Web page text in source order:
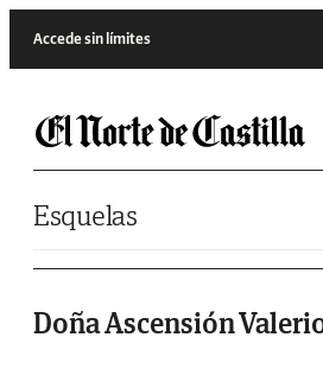
Accede sin límites
Esquelas
Doña Ascensión